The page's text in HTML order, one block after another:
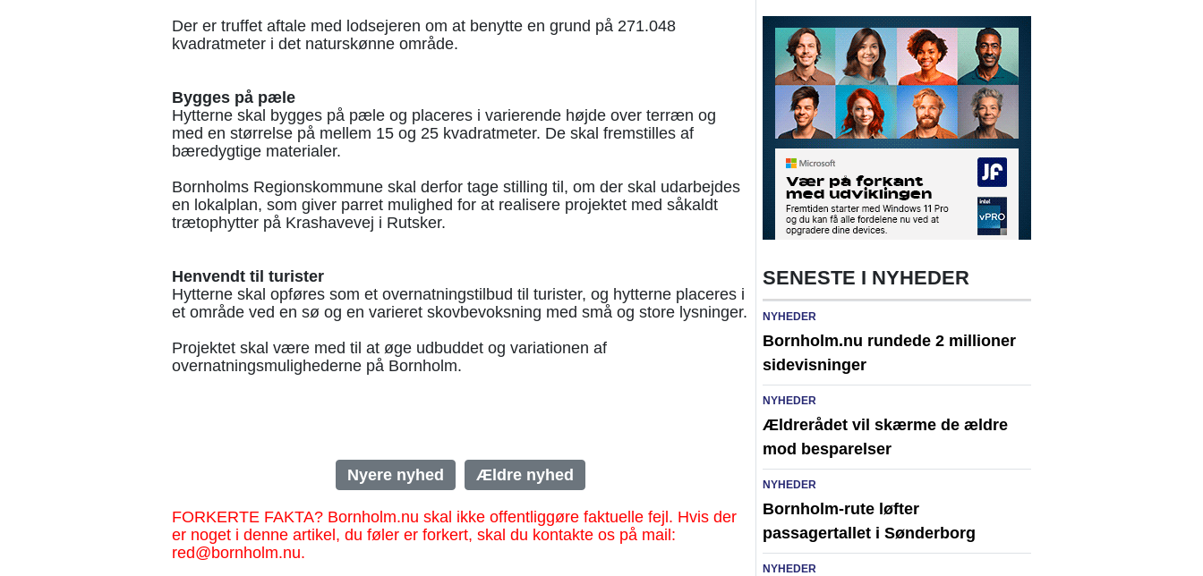
Der er truffet aftale med lodsejeren om at benytte en grund på 271.048
kvadratmeter i det naturskønne område.
Bygges på pæle
Hytterne skal bygges på pæle og placeres i varierende højde over terræn og
med en størrelse på mellem 15 og 25 kvadratmeter. De skal fremstilles af
bæredygtige materialer.
Bornholms Regionskommune skal derfor tage stilling til, om der skal udarbejdes
en lokalplan, som giver parret mulighed for at realisere projektet med såkaldt
trætophytter på Krashavevej i Rutsker.
Henvendt til turister
Hytterne skal opføres som et overnatningstilbud til turister, og hytterne placeres i
et område ved en sø og en varieret skovbevoksning med små og store lysninger.
Projektet skal være med til at øge udbuddet og variationen af
overnatningsmulighederne på Bornholm.
Nyere nyhed Ældre nyhed
FORKERTE FAKTA? Bornholm.nu skal ikke offentliggøre faktuelle fejl. Hvis der
er noget i denne artikel, du føler er forkert, skal du kontakte os på mail:
red@bornholm.nu.
SENESTE I NYHEDER
NYHEDER
Bornholm.nu rundede 2 millioner
sidevisninger
NYHEDER
Ældrerådet vil skærme de ældre
mod besparelser
NYHEDER
Bornholm-rute løfter
passagertallet i Sønderborg
NYHEDER